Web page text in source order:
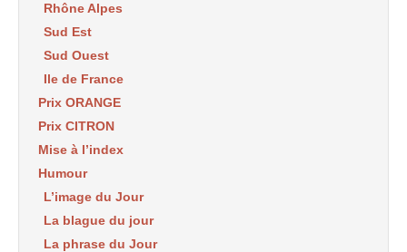
Rhône Alpes
Sud Est
Sud Ouest
Ile de France
Prix ORANGE
Prix CITRON
Mise à l’index
Humour
L’image du Jour
La blague du jour
La phrase du Jour